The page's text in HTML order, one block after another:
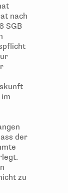
nach
SGB
der
zu